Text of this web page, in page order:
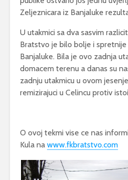
Zeljeznicara iz Banjaluke
U utakmici sa dva sasvim
Bratstvo je bilo bolje i
Banjaluke. Bila je ovo zadnja
domacem terenu a danas su
zadnju utakmicu u ovom
remizirajuci u Celincu protiv
O ovoj tekmi vise ce nas
Kula na www.fkbratstvo.com